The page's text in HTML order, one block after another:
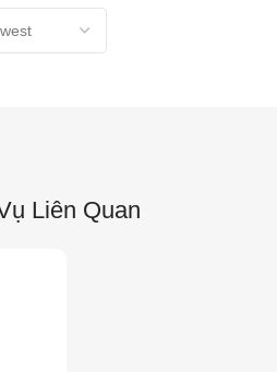
Liên Quan